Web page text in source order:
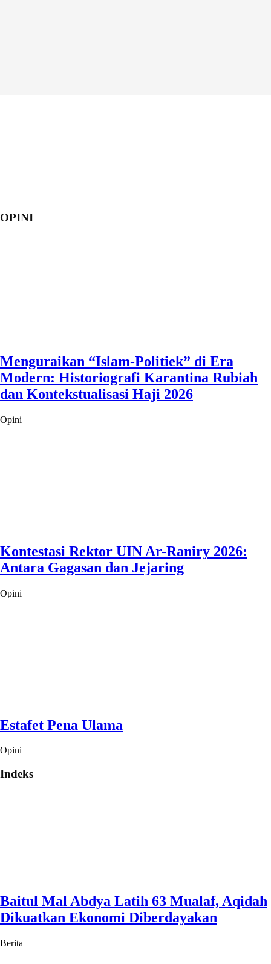
OPINI
Menguraikan “Islam-Politiek” di Era
Modern: Historiografi Karantina Rubiah
dan Kontekstualisasi Haji 2026
Opini
Kontestasi Rektor UIN Ar-Raniry 2026:
Antara Gagasan dan Jejaring
Opini
Estafet Pena Ulama
Opini
Indeks
Baitul Mal Abdya Latih 63 Mualaf, Aqidah
Dikuatkan Ekonomi Diberdayakan
Berita